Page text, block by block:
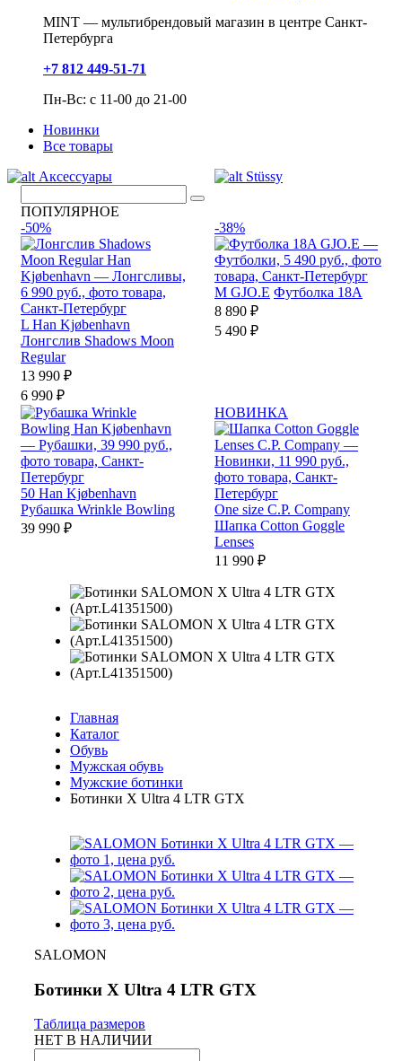
MINT — мультибрендовый магазин в центре Санкт-
Петербурга
+7 812 449-51-71
Пн-Вс: с 11-00 до 21-00
Новинки
Все товары
Аксессуары
Stüssy
ПОПУЛЯРНОЕ
-50%
L Han Kjøbenhavn
Лонгслив Shadows Moon
Regular
13 990 ₽
6 990 ₽
-38%
M GJO.E Футболка 18A
8 890 ₽
5 490 ₽
50 Han Kjøbenhavn
Рубашка Wrinkle Bowling
39 990 ₽
НОВИНКА
One size C.P. Company
Шапка Cotton Goggle
Lenses
11 990 ₽
Главная
Каталог
Обувь
Мужская обувь
Мужские ботинки
Ботинки X Ultra 4 LTR GTX
SALOMON
Ботинки X Ultra 4 LTR GTX
Таблица размеров
НЕТ В НАЛИЧИИ